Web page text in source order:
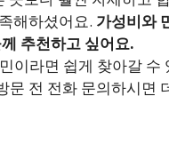
해하셨어요. 가성비와
추천하고 싶어요.
이라면 쉽게 찾아갈 수
문 전 전화 문의하시면